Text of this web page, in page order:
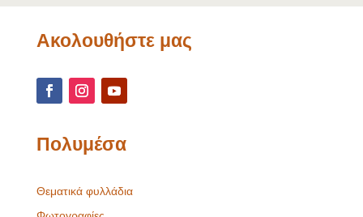
Ακολουθήστε μας
Πολυμέσα
Θεματικά φυλλάδια